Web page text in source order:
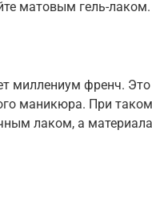
матовым гель-лаком.
миллениум френч. Это
маникюра. При таком
лаком, а